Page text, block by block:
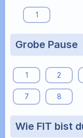
1
Grobe Pause
1 2
7 8
Wie FIT bist